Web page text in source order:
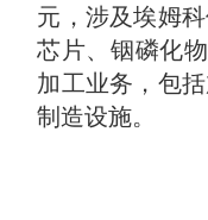
元，涉及埃姆
芯片、铟磷化
加工业务，包
制造设施。